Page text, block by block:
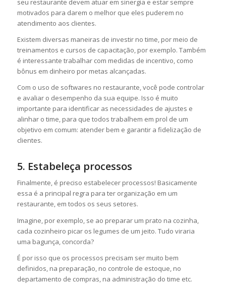
seu restaurante devem atuar em sinergia e estar sempre
motivados para darem o melhor que eles puderem no
atendimento aos clientes.
Existem diversas maneiras de investir no time, por meio de
treinamentos e cursos de capacitação, por exemplo. Também
é interessante trabalhar com medidas de incentivo, como
bônus em dinheiro por metas alcançadas.
Com o uso de softwares no restaurante, você pode controlar
e avaliar o desempenho da sua equipe. Isso é muito
importante para identificar as necessidades de ajustes e
alinhar o time, para que todos trabalhem em prol de um
objetivo em comum: atender bem e garantir a fidelização de
clientes.
5. Estabeleça processos
Finalmente, é preciso estabelecer processos! Basicamente
essa é a principal regra para ter organização em um
restaurante, em todos os seus setores.
Imagine, por exemplo, se ao preparar um prato na cozinha,
cada cozinheiro picar os legumes de um jeito. Tudo viraria
uma bagunça, concorda?
É por isso que os processos precisam ser muito bem
definidos, na preparação, no controle de estoque, no
departamento de compras, na administração do time etc.